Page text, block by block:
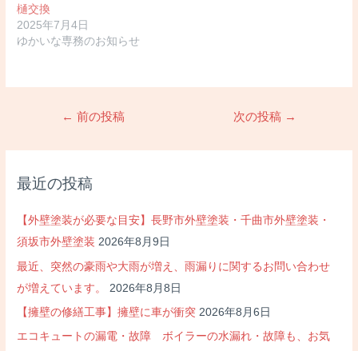
最近の投稿
【外壁塗装が必要な目安】長野市外壁塗装・千曲市外壁塗装・
須坂市外壁塗装 2026年8月9日
最近、突然の豪雨や大雨が増え、雨漏りに関するお問い合わせ
が増えています。
2026年8月8日
【擁壁の修繕工事】擁壁に車が衝突 2026年8月6日
エコキュートの漏電・故障 ボイラーの水漏れ・故障も、お気
樋交換
2025年7月4日
ゆかいな専務のお知らせ
ナ
ゲ
ー
ン
← 前の投稿 次の投稿 →